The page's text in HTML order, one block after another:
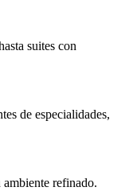
suites con
de especialidades,
refinado.